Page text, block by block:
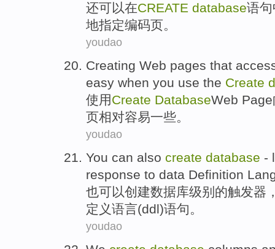
还可以在CREATE database语
地指定编码页。
youdao
Creating Web pages that
easy when you use the Create
使用Create DatabaseWeb Page
页相对容易一些。
youdao
You can also create database -
response to data Definition
也可以创建数据库级别 的触发器
定义语言(ddl)语句。
youdao